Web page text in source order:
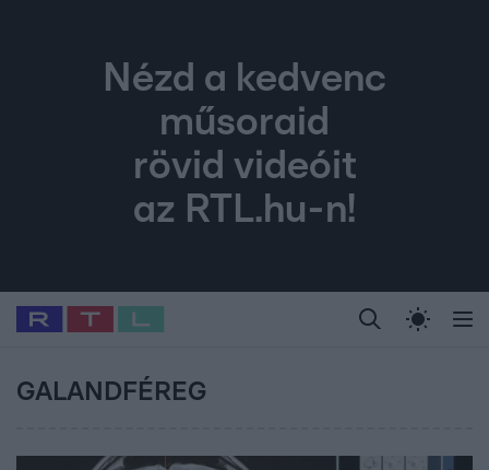
Nézd a kedvenc
műsoraid
rövid videóit
az RTL.hu-n!
Legfrissebb RTL Híradó Randi Celeb vagyok,
Babits Marcella Most Wanted Gallusz
GALANDFÉREG